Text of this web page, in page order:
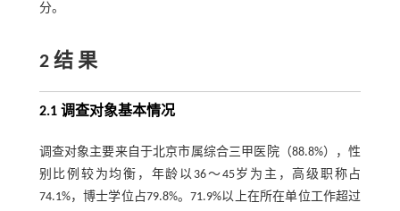
分。
2 结 果
2.1 调查对象基本情况
调查对象主要来自于北京市属综合三甲医院（88.8%），性
别比例较为均衡，年龄以36～45岁为主，高级职称占
74.1%，博士学位占79.8%。71.9%以上在所在单位工作超过